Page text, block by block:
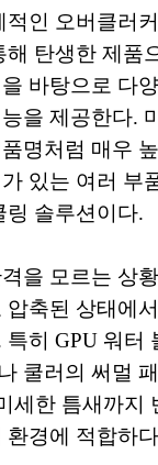
인 오버클러
탄생한 제품
바탕으로 다
을 제공한다.
명처럼 매우
있는 여러 부
링 솔루션이다.
을 모르는 상
축된 상태에
히 GPU 워터
쿨러의 써멀
세한 틈새까지
환경에 적합하